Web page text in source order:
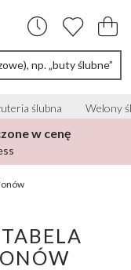
np. „buty ślubne”
ślubna Welony
w cenę